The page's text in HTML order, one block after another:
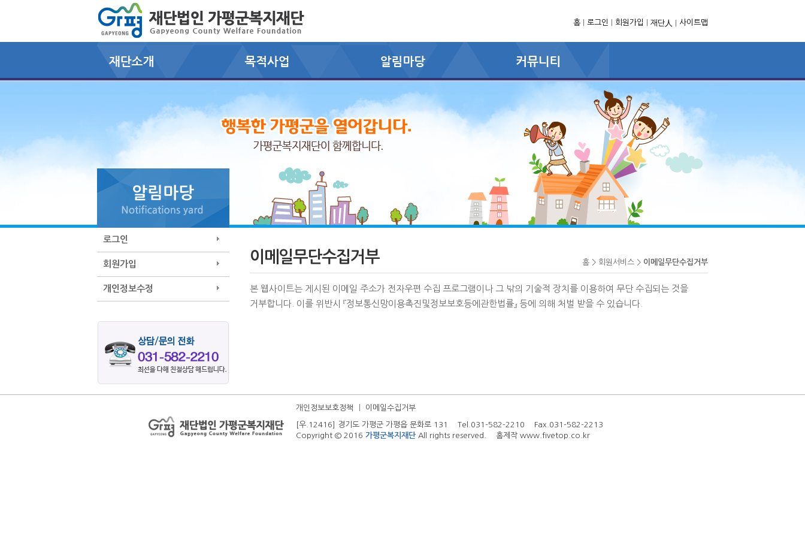
홈 로그인 회원가입 재단人 사이트맵
로그인
회원가입
개인정보수정
이메일무단수집거부 홈 > 회원서비스 > 이메일무단수집거부
본 웹사이트는 게시된 이메일 주소가 전자우편 수집 프로그램이나 그 밖의 기술적 장치를 이용하여 무단 수집되는 것을
거부합니다. 이를 위반시 『정보통신망이용촉진및정보보호등에관한법률』 등에 의해 처벌 받을 수 있습니다.
개인정보보호정책 이메일수집거부
[우.12416] 경기도 가평군 가평읍 문화로 131 Tel.031-582-2210 Fax.031-582-2213
Copyright © 2016 가평군복지재단 All rights reserved. 홈제작 www.fivetop.co.kr